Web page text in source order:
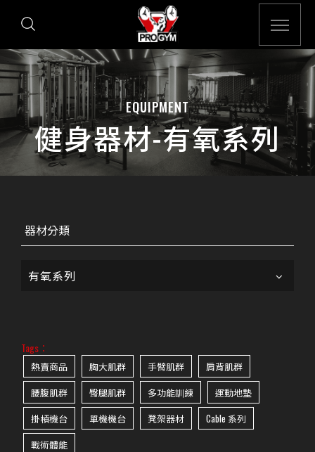
EQUIPMENT
健身器材-有氧系列
器材分類
有氧系列
Tags：
熱賣商品 胸大肌群 手臂肌群
肩背肌群
腰腹肌群
臀腿肌群 多功能訓練
運動地墊
掛槓機台
單機機台 凳架器材
Cable 系列
戰術體能